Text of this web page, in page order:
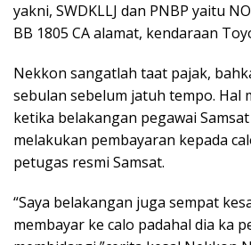
yakni, SWDKLLJ dan PNBP yaitu
BB 1805 CA alamat, kendaraan
Nekkon sangatlah taat pajak,
sebulan sebelum jatuh tempo. Hal
ketika belakangan pegawai
melakukan pembayaran kepada
petugas resmi Samsat.
“Saya belakangan juga sempat
membayar ke calo padahal dia ka